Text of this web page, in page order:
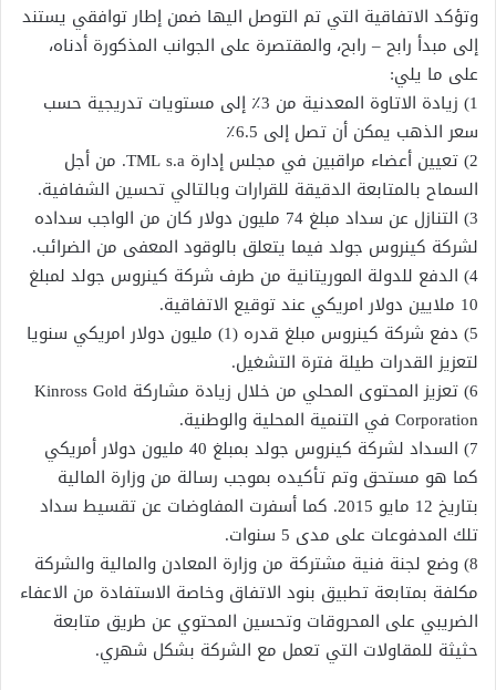
وتؤكد الاتفاقية التي تم التوصل اليها ضمن إطار توافقي يستند
إلى مبدأ رابح – رابح، والمقتصرة على الجوانب المذكورة أدناه،
على ما يلي:
1) زيادة الاتاوة المعدنية من 3٪ إلى مستويات تدريجية حسب
سعر الذهب يمكن أن تصل إلى 6.5٪
2) تعيين أعضاء مراقبين في مجلس إدارة TML s.a. من أجل
السماح بالمتابعة الدقيقة للقرارات وبالتالي تحسين الشفافية.
3) التنازل عن سداد مبلغ 74 مليون دولار كان من الواجب سداده
لشركة كينروس جولد فيما يتعلق بالوقود المعفى من الضرائب.
4) الدفع للدولة الموريتانية من طرف شركة كينروس جولد لمبلغ
10 ملايين دولار امريكي عند توقيع الاتفاقية.
5) دفع شركة كينروس مبلغ قدره (1) مليون دولار امريكي سنويا
لتعزيز القدرات طيلة فترة التشغيل.
6) تعزيز المحتوى المحلي من خلال زيادة مشاركة Kinross Gold
Corporation في التنمية المحلية والوطنية.
7) السداد لشركة كينروس جولد بمبلغ 40 مليون دولار أمريكي
كما هو مستحق وتم تأكيده بموجب رسالة من وزارة المالية
بتاريخ 12 مايو 2015. كما أسفرت المفاوضات عن تقسيط سداد
تلك المدفوعات على مدى 5 سنوات.
8) وضع لجنة فنية مشتركة من وزارة المعادن والمالية والشركة
مكلفة بمتابعة تطبيق بنود الاتفاق وخاصة الاستفادة من الاعفاء
الضريبي على المحروقات وتحسين المحتوي عن طريق متابعة
حثيثة للمقاولات التي تعمل مع الشركة بشكل شهري.